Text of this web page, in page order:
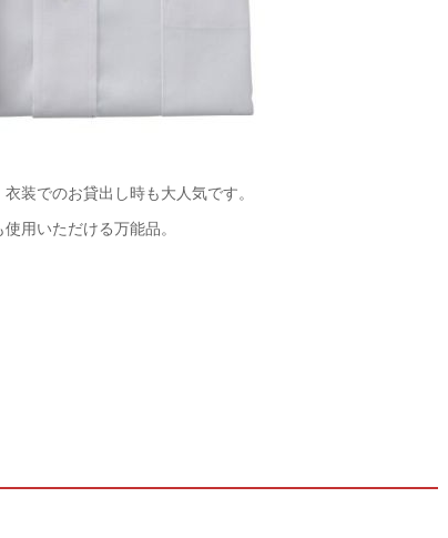
装でのお貸出し時も大人気です。
用いただける万能品。